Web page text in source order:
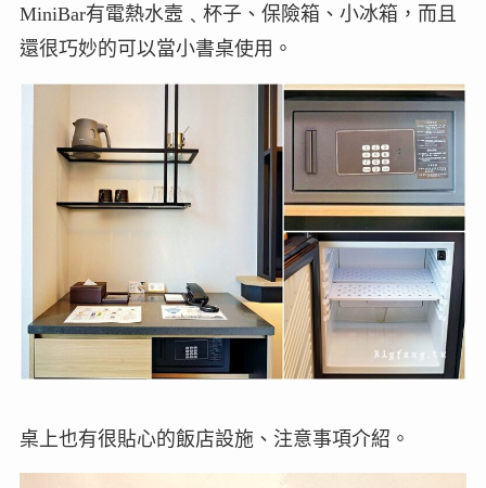
MiniBar有電熱水壼﹑杯子、保險箱、小冰箱，而且
還很巧妙的可以當小書桌使用。
桌上也有很貼心的飯店設施、注意事項介紹。